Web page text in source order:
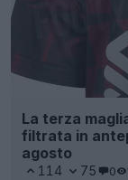
La terza
filtrata in
agosto
114 75 0